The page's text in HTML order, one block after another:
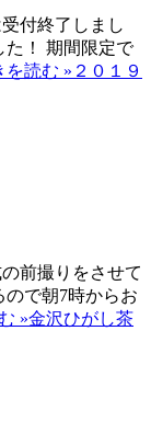
付終了しまし
た！ 期間限定で
を読む » ２０１９
前撮りをさせて
ので朝7時からお
»金沢ひがし茶